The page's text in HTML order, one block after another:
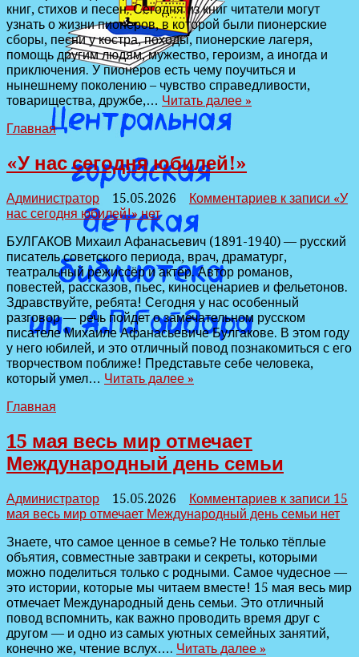
книг, стихов и песен. Сегодня из книг читатели могут
узнать о жизни пионеров, в которой были пионерские
сборы, песни у костра, походы, пионерские лагеря,
помощь другим людям, мужество, героизм, а иногда и
приключения. У пионеров есть чему поучиться и
нынешнему поколению – чувство справедливости,
товарищества, дружбе,… Читать далее »
Главная
«У нас сегодня юбилей!»
Администратор 15.05.2026 Комментариев к записи «У
нас сегодня юбилей!» нет
БУЛГАКОВ Михаил Афанасьевич (1891-1940) — русский
писатель советского периода, врач, драматург,
театральный режиссёр и актёр. Автор романов,
повестей, рассказов, пьес, киносценариев и фельетонов.
Здравствуйте, ребята! Сегодня у нас особенный
разговор — речь пойдет о замечательном русском
писателе Михаиле Афанасьевиче Булгакове. В этом году
у него юбилей, и это отличный повод познакомиться с его
творчеством поближе! Представьте себе человека,
который умел… Читать далее »
Главная
15 мая весь мир отмечает
Международный день семьи
Администратор 15.05.2026 Комментариев к записи 15
мая весь мир отмечает Международный день семьи нет
Знаете, что самое ценное в семье? Не только тёплые
объятия, совместные завтраки и секреты, которыми
можно поделиться только с родными. Самое чудесное —
это истории, которые мы читаем вместе! 15 мая весь мир
отмечает Международный день семьи. Это отличный
повод вспомнить, как важно проводить время друг с
другом — и одно из самых уютных семейных занятий,
конечно же, чтение вслух…. Читать далее »